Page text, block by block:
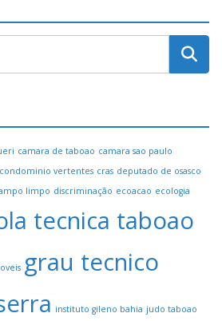
camara de taboao camara sao paulo
condominio vertentes cras deputado de osasco
limpo discriminação ecoacao ecologia
tecnica taboao
grau tecnico
instituto gileno bahia judo taboao